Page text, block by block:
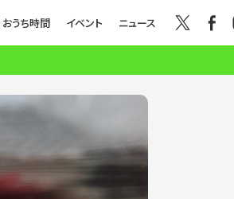
おうち時間 イベント ニュース